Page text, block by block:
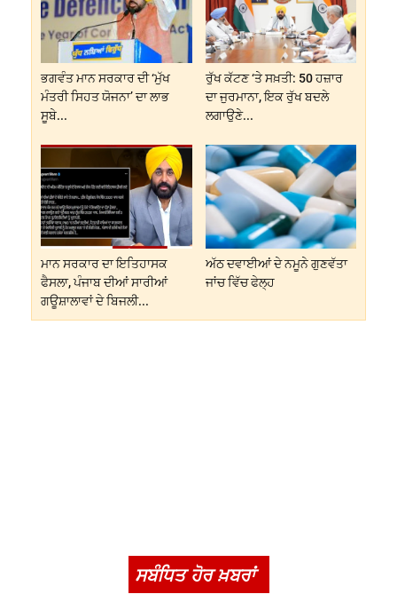
ਭਗਵੰਤ ਮਾਨ ਸਰਕਾਰ ਦੀ ‘ਮੁੱਖ
ਮੰਤਰੀ ਸਿਹਤ ਯੋਜਨਾ’ ਦਾ ਲਾਭ
ਸੂਬੇ...
ਰੁੱਖ ਕੱਟਣ ‘ਤੇ ਸਖ਼ਤੀ: 50 ਹਜ਼ਾਰ
ਦਾ ਜੁਰਮਾਨਾ, ਇਕ ਰੁੱਖ ਬਦਲੇ
ਲਗਾਉਣੇ...
ਮਾਨ ਸਰਕਾਰ ਦਾ ਇਤਿਹਾਸਕ
ਫੈਸਲਾ, ਪੰਜਾਬ ਦੀਆਂ ਸਾਰੀਆਂ
ਗਊਸ਼ਾਲਾਵਾਂ ਦੇ ਬਿਜਲੀ...
ਅੱਠ ਦਵਾਈਆਂ ਦੇ ਨਮੂਨੇ ਗੁਣਵੱਤਾ
ਜਾਂਚ ਵਿੱਚ ਫੇਲ੍ਹ
ਸਬੰਧਿਤ ਹੋਰ ਖ਼ਬਰਾਂ